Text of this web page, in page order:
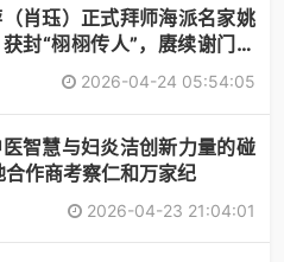
（肖珏）正式拜师海派名家姚
封“栩栩传人”，赓续谢门艺
2026-04-24 05:54:05
医智慧与妇炎洁创新力量的碰
地合作商考察仁和万家纪
2026-04-23 21:04:01